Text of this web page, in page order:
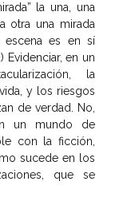
la una, una
otra una mirada
escena es en sí
en un
la
y los riesgos
de verdad. No,
un mundo de
con la ficción,
sucede en los
que se